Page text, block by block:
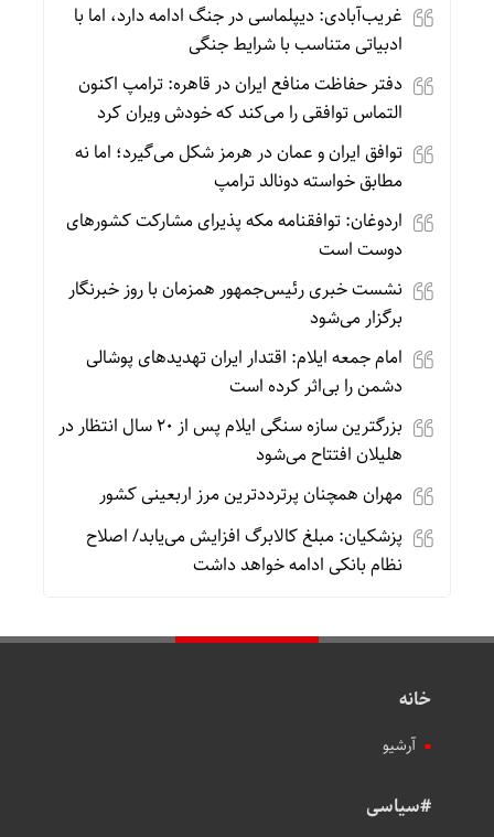
غریب‌آبادی: دیپلماسی در جنگ ادامه دارد، اما با
ادبیاتی متناسب با شرایط جنگی
دفتر حفاظت منافع ایران در قاهره: ترامپ اکنون
التماس توافقی را می‌کند که خودش ویران کرد
توافق ایران و عمان در هرمز شکل می‌گیرد؛ اما نه
مطابق خواسته دونالد ترامپ
اردوغان: توافقنامه مکه پذیرای مشارکت کشورهای
دوست است
نشست خبری رئیس‌جمهور همزمان با روز خبرنگار
برگزار می‌شود
امام جمعه ایلام: اقتدار ایران تهدیدهای پوشالی
دشمن را بی‌اثر کرده است
بزرگترین سازه سنگی ایلام پس از ۲۰ سال انتظار در
هلیلان افتتاح می‌شود
مهران همچنان پرترددترین مرز اربعینی کشور
پزشکیان: مبلغ کالابرگ افزایش می‌یابد/ اصلاح
نظام بانکی ادامه خواهد داشت
خانه
آرشیو
#سیاسی